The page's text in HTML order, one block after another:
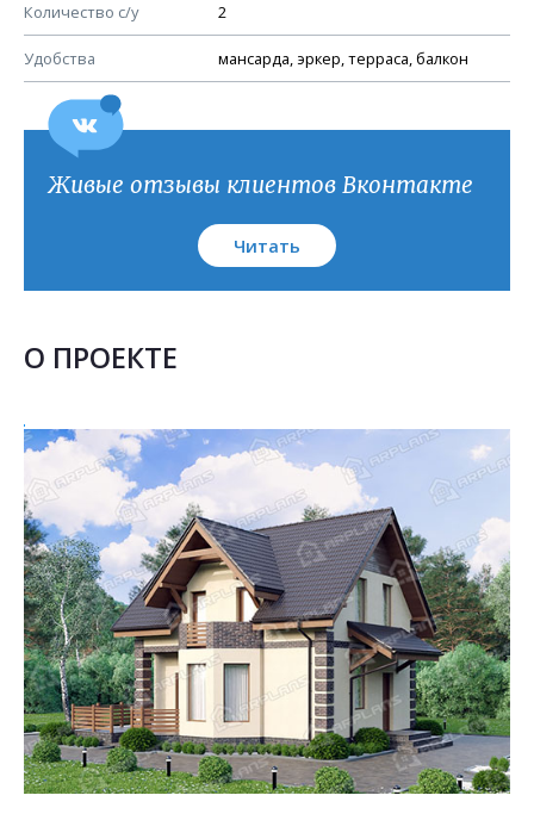
Количество с/у 2
Удобства мансарда, эркер, терраса, балкон
План кровли
Живые отзывы клиентов Вконтакте
Читать
О ПРОЕКТЕ